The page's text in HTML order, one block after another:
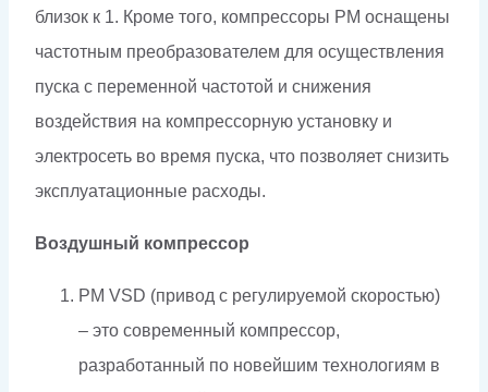
близок к 1. Кроме того, компрессоры PM оснащены
частотным преобразователем для осуществления
пуска с переменной частотой и снижения
воздействия на компрессорную установку и
электросеть во время пуска, что позволяет снизить
эксплуатационные расходы.
Воздушный компрессор
PM VSD (привод с регулируемой скоростью)
– это современный компрессор,
разработанный по новейшим технологиям в